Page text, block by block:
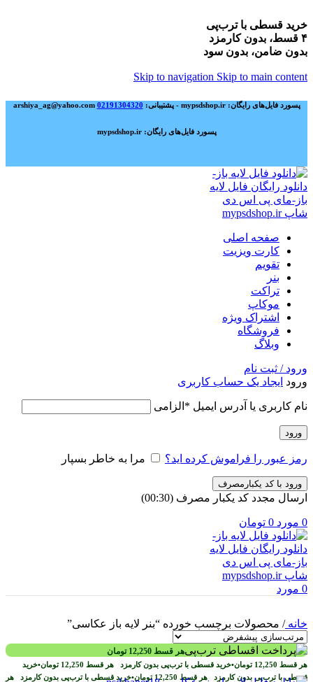
خرید قسطی با ترب‌پی
۴ قسط، بدون کارمزد
بدون ضامن، بدون سود
Skip to navigation Skip to main content
پسورد فایل‌های رایگان: mypsdshop.ir - پشتیبانی: arshiya_ag@yahoo.com 02191304320
پسورد فایل‌های رایگان: mypsdshop.ir
صفحه اصلی
کارت ویزیت
تقویم
بنر
تراکت
موکاپ
اشتراک ویژه
فروشگاه
وبلاگ
ورود / ثبت نام
ورود ایجاد یک حساب کاربری
نام کاربری یا آدرس ایمیل * الزامی
ورود
رمز عبور را فراموش کرده اید؟ مرا به خاطر بسپار
ورود با کد یکبارمصرف
ارسال مجدد کد یکبار مصرف (00:
30
)
0 مورد 0 تومان
0 مورد
خانه/ محصولات برچسب خورده “بنر لایه باز عکاسی”
هر قسط 12,250 تومان
هر قسط 12,250 تومان•خرید قسطی با ترب‌پی بدون کارمزد هر قسط 12,250 تومان•خرید
قسطی با ترب‌پی بدون کارمزد هر قسط 12,250 تومان•خرید قسطی با ترب‌پی بدون کارمزد هر